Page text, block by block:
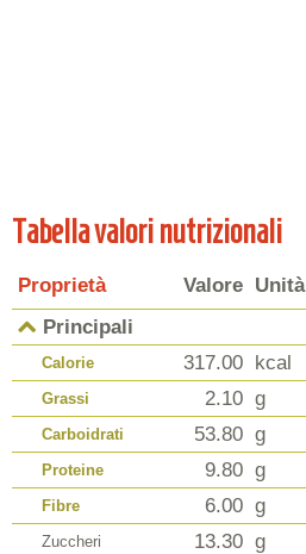
Tabella valori nutrizionali
Proprietà Valore Unità
Principali
Calorie 317.00 kcal
Grassi 2.10 g
Carboidrati 53.80 g
Proteine 9.80 g
Fibre 6.00 g
Zuccheri 13.30 g